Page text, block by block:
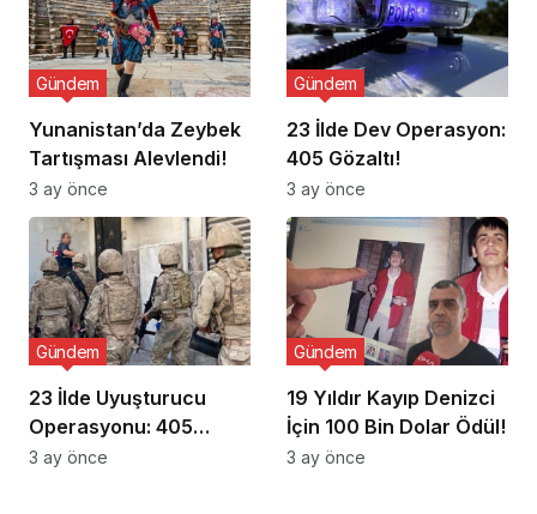
Yunanistan’da Zeybek
Tartışması Alevlendi!
Gündem
3 ay önce
23 İlde Dev Operasyon:
405 Gözaltı!
Gündem
3 ay önce
23 İlde Uyuşturucu
Operasyonu: 405
Gözaltı!
Gündem
3 ay önce
19 Yıldır Kayıp Denizci
İçin 100 Bin Dolar Ödül!
Gündem
3 ay önce